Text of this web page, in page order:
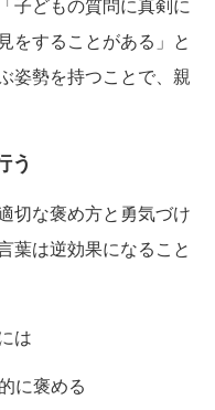
子どもの質問に真剣に
をすることがある」と
姿勢を持つことで、親
う
切な褒め方と勇気づけ
葉は逆効果になること
は
に褒める